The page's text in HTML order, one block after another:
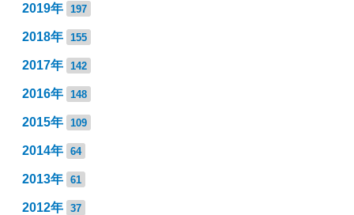
2019年 197
2018年 155
2017年 142
2016年 148
2015年 109
2014年 64
2013年 61
2012年 37